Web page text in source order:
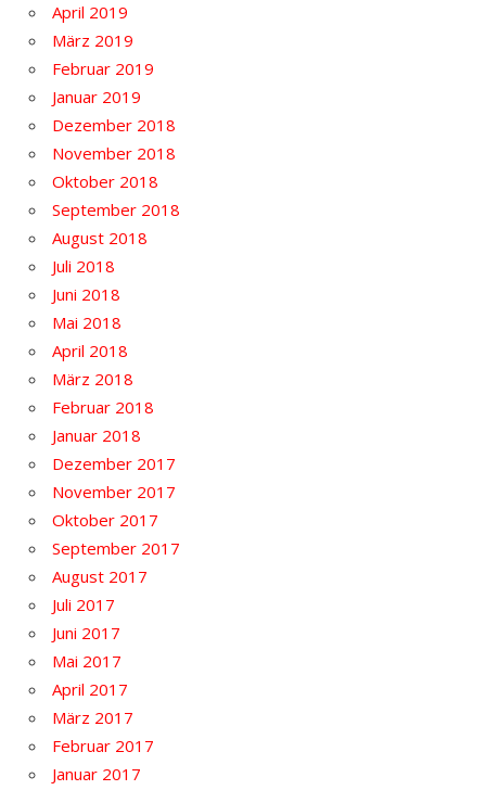
April 2019
März 2019
Februar 2019
Januar 2019
Dezember 2018
November 2018
Oktober 2018
September 2018
August 2018
Juli 2018
Juni 2018
Mai 2018
April 2018
März 2018
Februar 2018
Januar 2018
Dezember 2017
November 2017
Oktober 2017
September 2017
August 2017
Juli 2017
Juni 2017
Mai 2017
April 2017
März 2017
Februar 2017
Januar 2017